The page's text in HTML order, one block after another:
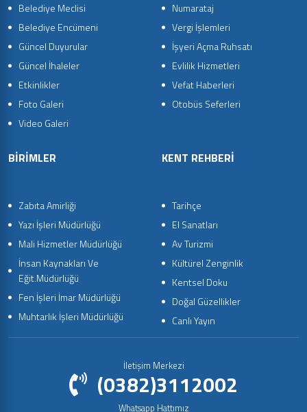
Belediye Meclisi
Belediye Encümeni
Güncel Duyurular
Güncel İhaleler
Etkinlikler
Foto Galeri
Video Galeri
Numarataj
Vergi İşlemleri
İşyeri Açma Ruhsatı
Evlilik Hizmetleri
Vefat Haberleri
Otobüs Seferleri
BİRİMLER
Zabıta Amirliği
Yazı İşleri Müdürlüğü
Mali Hizmetler Müdürlüğü
İnsan Kaynakları Ve
Eğit.Müdürlüğü
Fen İşleri İmar Müdürlüğü
Muhtarlık İşleri Müdürlüğü
KENT REHBERİ
Tarihçe
El Sanatları
Av Turizmi
Kültürel Zenginlik
Kentsel Doku
Doğal Güzellikler
Canlı Yayın
İletişim Merkezi
(0382)3112002
Whatsapp Hattımız